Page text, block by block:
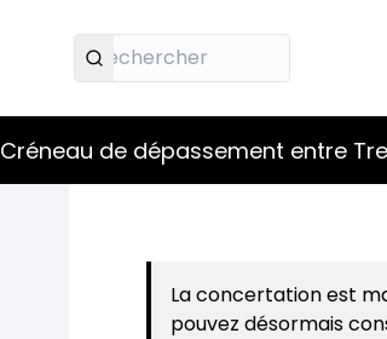
Créneau de dépassement entre
La concertation est
pouvez désormais